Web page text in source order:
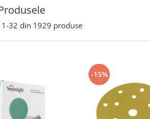
1-32 din 1929 produse
-15%